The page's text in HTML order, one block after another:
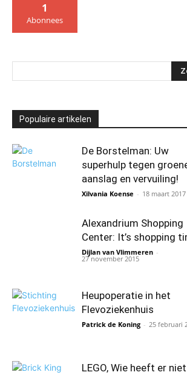
1
Abonnees
Populaire artikelen
De Borstelman: Uw
superhulp tegen
aanslag en vervuiling!
Xilvania Koense - 18 maart 2017
Alexandrium Shopping
Center: It’s shopping
Dijlan van Vlimmeren -
27 november 2015
Heupoperatie in het
Flevoziekenhuis
Patrick de Koning - 25 februari
LEGO, Wie heeft er niet